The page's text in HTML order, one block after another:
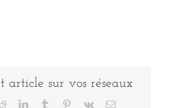
article sur vos réseaux
RedditLinkedInTumblr Pinterest
Vk Email